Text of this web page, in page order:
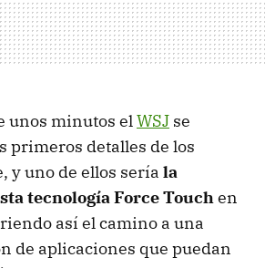
unos minutos elWSJ se
primeros detalles de los
y uno de ellos sería la
tecnología Force Touchen
así el camino a una
de aplicaciones que puedan